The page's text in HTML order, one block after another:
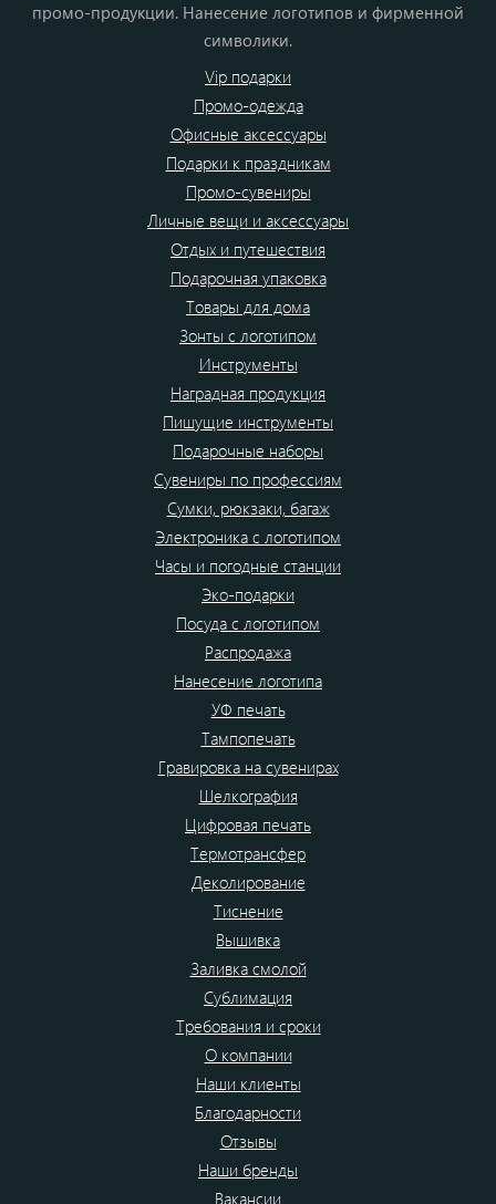
промо-продукции. Нанесение логотипов и фирменной
символики.
Vip подарки
Промо-одежда
Офисные аксессуары
Подарки к праздникам
Промо-сувениры
Личные вещи и аксессуары
Отдых и путешествия
Подарочная упаковка
Товары для дома
Зонты с логотипом
Инструменты
Наградная продукция
Пишущие инструменты
Подарочные наборы
Сувениры по профессиям
Сумки, рюкзаки, багаж
Электроника с логотипом
Часы и погодные станции
Эко-подарки
Посуда с логотипом
Распродажа
Нанесение логотипа
УФ печать
Тампопечать
Гравировка на сувенирах
Шелкография
Цифровая печать
Термотрансфер
Деколирование
Тиснение
Вышивка
Заливка смолой
Сублимация
Требования и сроки
О компании
Наши клиенты
Благодарности
Отзывы
Наши бренды
Вакансии